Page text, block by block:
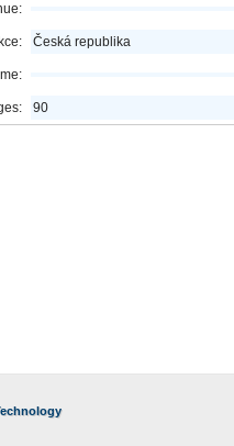
Česká republika
90